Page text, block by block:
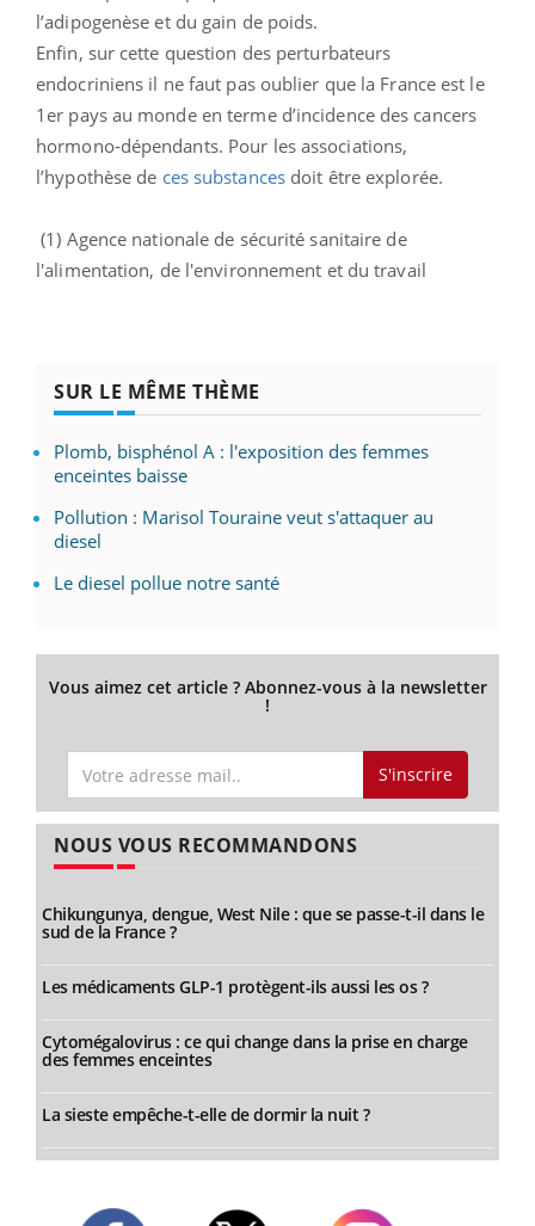
l’adipogenèse et du gain de poids.
Enfin, sur cette question des perturbateurs
endocriniens il ne faut pas oublier que la France est le
1er pays au monde en terme d’incidence des cancers
hormono-dépendants. Pour les associations,
l’hypothèse de ces substancesdoit être explorée.
(1) Agence nationale de sécurité sanitaire de
l'alimentation, de l'environnement et du travail
SUR LE MÊME THÈME
Plomb, bisphénol A : l'exposition des femmes
enceintes baisse
Pollution : Marisol Touraine veut s'attaquer au
diesel
Le diesel pollue notre santé
Vous aimez cet article ? Abonnez-vous à la newsletter
!
S'inscrire
NOUS VOUS RECOMMANDONS
Chikungunya, dengue, West Nile : que se passe-t-il dans le
sud de la France ?
Les médicaments GLP-1 protègent-ils aussi les os ?
Cytomégalovirus : ce qui change dans la prise en charge
des femmes enceintes
La sieste empêche-t-elle de dormir la nuit ?